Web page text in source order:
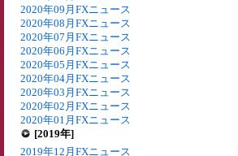
2020年09月FXニュース
2020年08月FXニュース
2020年07月FXニュース
2020年06月FXニュース
2020年05月FXニュース
2020年04月FXニュース
2020年03月FXニュース
2020年02月FXニュース
2020年01月FXニュース
[2019年]
2019年12月FXニュース